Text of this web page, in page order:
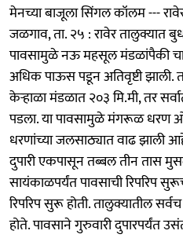
मेनच्या बाजूला सिंगल कॉलम ---
जळगाव, ता. २५ : रावेर तालुक्यात
पावसामुळे नऊ महसूल मंडळांपैकी
अधिक पाऊस पडून अतिवृष्टी झाली.
केऱ्हाळा मंडळात २०३ मि.मी, तर
पडला. या पावसामुळे मंगरूळ धरण
धरणांच्या जलसाठ्यात वाढ झाली
दुपारी एकपासून तब्बल तीन तास
सायंकाळपर्यंत पावसाची रिपरिप
रिपरिप सुरू होती. तालुक्यातील
होते. पावसाने गुरुवारी दुपारपर्यंत